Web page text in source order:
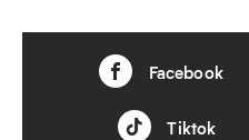
Facebook
Tiktok